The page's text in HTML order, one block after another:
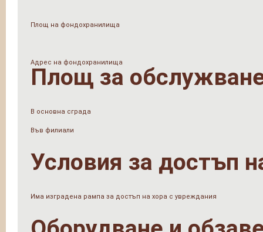
Площ на фондохранилища
Адрес на фондохранилища
Площ за
В основна сграда
Във филиали
Условия за достъп
Има изградена рампа за достъп на хора с увреждания